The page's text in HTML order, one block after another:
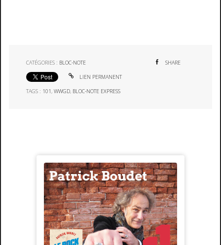
CATÉGORIES : BLOC-NOTE SHARE
LIEN PERMANENT
TAGS : 101 ,WWGD, BLOC-NOTE EXPRESS